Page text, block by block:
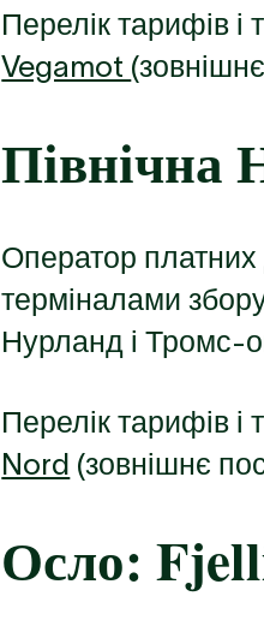
Перелік тарифів і
Vegamot
Північна
Оператор
терміналами
Нурланд і Тромс-
Перелік тарифів і
Nord (зовнішнє
Осло: